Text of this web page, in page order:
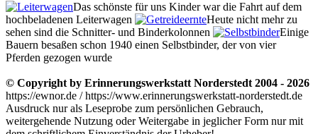
Das schönste für uns Kinder war die Fahrt auf dem
hochbeladenen Leiterwagen
Heute nicht mehr zu
sehen sind die Schnitter- und Binderkolonnen
Einige
Bauern besaßen schon 1940 einen Selbstbinder, der von vier
Pferden gezogen wurde
© Copyright by Erinnerungswerkstatt Norderstedt 2004 - 2026
https://ewnor.de / https://www.erinnerungswerkstatt-norderstedt.de
Ausdruck nur als Leseprobe zum persönlichen Gebrauch,
weitergehende Nutzung oder Weitergabe in jeglicher Form nur mit